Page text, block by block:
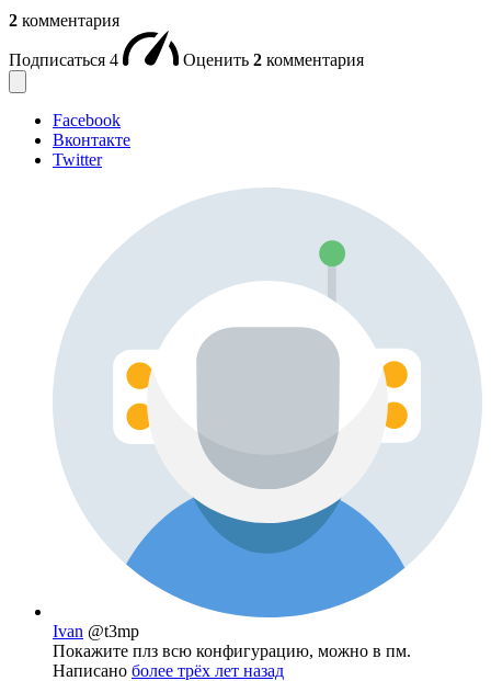
2 комментария
Подписаться 4 Оценить 2 комментария
Facebook
Вконтакте
Twitter
Ivan @t3mp
Покажите плз всю конфигурацию, можно в пм.
Написано более трёх лет назад